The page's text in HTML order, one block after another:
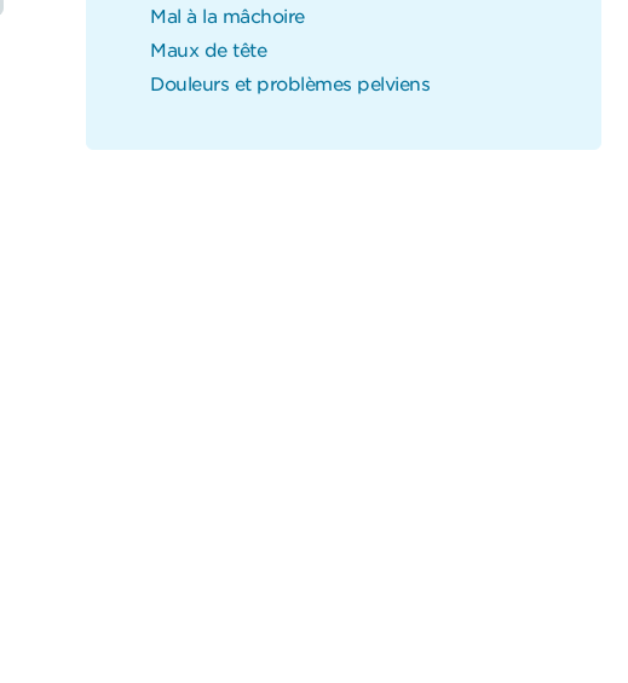
Mal à la mâchoire
Maux de tête
Douleurs et problèmes pelviens